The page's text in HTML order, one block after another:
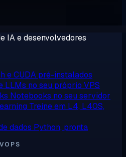
IA e desenvolvedores
e CUDA pré-instalados
LLMs no seu próprio VPS
Notebooks no seu servidor
Treine em L4, L40S,
dados Python, pronta